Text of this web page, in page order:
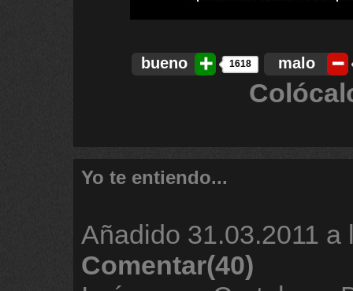
bueno 1618 malo
Yo te entiendo...
Añadido 31.03.2011 a
Comentar(40)